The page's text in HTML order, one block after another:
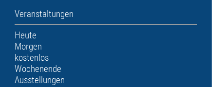
Veranstaltungen
Heute
Morgen
kostenlos
Wochenende
Ausstellungen